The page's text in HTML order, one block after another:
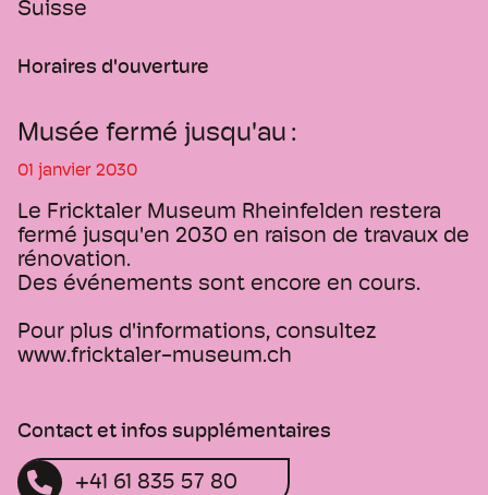
Suisse
Horaires d'ouverture
Musée fermé jusqu'au
01 janvier 2030
Le Fricktaler Museum Rheinfelden restera
fermé jusqu'en 2030 en raison de travaux de
rénovation.
Des événements sont encore en cours.
Pour plus d'informations, consultez
www.fricktaler-museum.ch
Contact et infos supplémentaires
+41 61 835 57 80